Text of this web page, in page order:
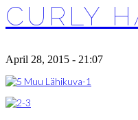
CURLY
April 28, 2015 - 21:07